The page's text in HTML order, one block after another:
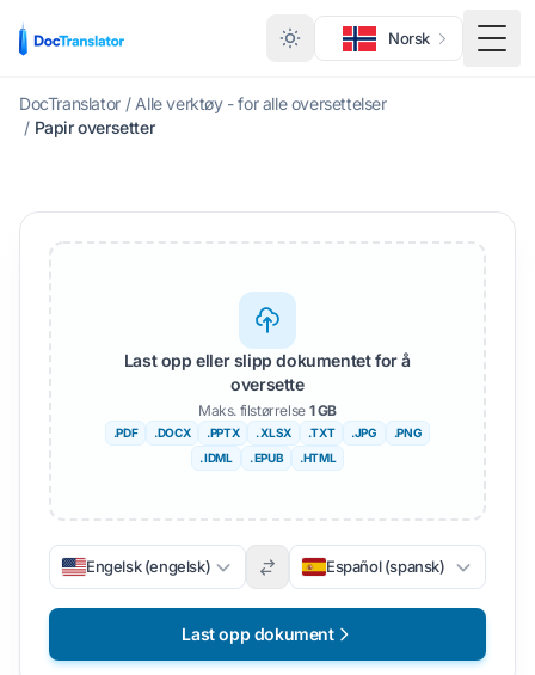
Norsk
DocTranslator / Alle verktøy - for alle oversettelser
/ Papir oversetter
Last opp eller slipp dokumentet for å
oversette
Maks. filstørrelse 1 GB
.PDF .DOCX .PPTX . XLSX .TXT .JPG
.PNG
. IDML
. EPUB .HTML
Engelsk (engelsk) Español (spansk)
Last opp dokument